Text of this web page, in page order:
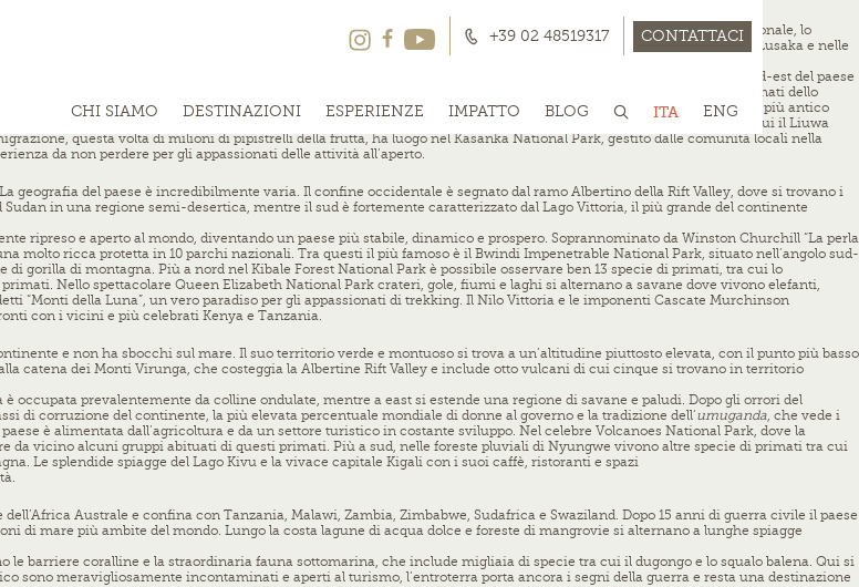
CHI SIAMO DESTINAZIONI ESPERIENZE IMPATTO BLOG ENG
ITA
+39 02 48519317 CONTATTACI
è quello che da cui prende il nome, lo Zambesi. Un tempo colonia britannica denominata Rhodesia Settentrionale, lo
miniere di rame e su un settore turistico in costante sviluppo, mentre gran parte della popolazione vive nell’area di Lusaka e nelle
30% del territorio nazionale è riservato alla fauna, con 20 parchi nazionali e 34 riserve faunistiche. Nella parte sud-est del paese
Cascate Vittoria per poi scorrere lungo la valle del Lower Zambezi fino al Lago Kariba. I parchi nazionali incontaminati dello
il Kafue e il Luangwa, attraversano il paese e forniscono acqua a due spettacolari parchi nazionali: il Kafue, il più antico
di leopardi in Africa. La regione settentrionale è coperta da piane alluvionali che brulicano di animali selvatici. Qui il Liuwa
questa volta di milioni di pipistrelli della frutta, ha luogo nel Kasanka National Park, gestito dalle comunità locali nella
da non perdere per gli appassionati delle attività all’aperto.
geografia del paese è incredibilmente varia. Il confine occidentale è segnato dal ramo Albertino della Rift Valley, dove si trovano i
in una regione semi-desertica, mentre il sud è fortemente caratterizzato dal Lago Vittoria, il più grande del continente
ripreso e aperto al mondo, diventando un paese più stabile, dinamico e prospero. Soprannominato da Winston Churchill “La perla
molto ricca protetta in 10 parchi nazionali. Tra questi il più famoso è il Bwindi Impenetrable National Park, situato nell’angolo sud-
gorilla di montagna. Più a nord nel Kibale Forest National Park è possibile osservare ben 13 specie di primati, tra cui lo
Nello spettacolare Queen Elizabeth National Park crateri, gole, fiumi e laghi si alternano a savane dove vivono elefanti,
“Monti della Luna”, un vero paradiso per gli appassionati di trekking. Il Nilo Vittoria e le imponenti Cascate Murchinson
con i vicini e più celebrati Kenya e Tanzania.
e non ha sbocchi sul mare. Il suo territorio verde e montuoso si trova a un’altitudine piuttosto elevata, con il punto più basso
catena dei Monti Virunga, che costeggia la Albertine Rift Valley e include otto vulcani di cui cinque si trovano in territorio
occupata prevalentemente da colline ondulate, mentre a east si estende una regione di savane e paludi. Dopo gli orrori del
di corruzione del continente, la più elevata percentuale mondiale di donne al governo e la tradizione dell’umuganda, che vede i
è alimentata dall’agricoltura e da un settore turistico in costante sviluppo. Nel celebre Volcanoes National Park, dove la
da vicino alcuni gruppi abituati di questi primati. Più a sud, nelle foreste pluviali di Nyungwe vivono altre specie di primati tra cui
Le splendide spiagge del Lago Kivu e la vivace capitale Kigali con i suoi caffè, ristoranti e spazi
Australe e confina con Tanzania, Malawi, Zambia, Zimbabwe, Sudafrica e Swaziland. Dopo 15 anni di guerra civile il paese
di mare più ambite del mondo. Lungo la costa lagune di acqua dolce e foreste di mangrovie si alternano a lunghe spiagge
barriere coralline e la straordinaria fauna sottomarina, che include migliaia di specie tra cui il dugongo e lo squalo balena. Qui si
sono meravigliosamente incontaminati e aperti al turismo, l’entroterra porta ancora i segni della guerra e resta una destinazione